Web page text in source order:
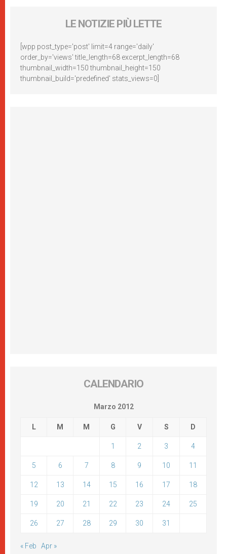
LE NOTIZIE PIÙ LETTE
[wpp post_type='post' limit=4 range='daily'
order_by='views' title_length=68 excerpt_length=68
thumbnail_width=150 thumbnail_height=150
thumbnail_build='predefined' stats_views=0]
CALENDARIO
Marzo 2012
L M M G V S D
1 2 3 4
5 6 7 8 9 10 11
12 13 14 15 16 17 18
19 20 21 22 23 24 25
26 27 28 29 30 31
« Feb Apr »